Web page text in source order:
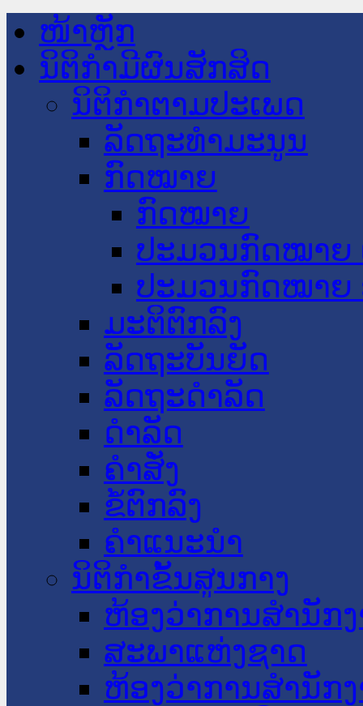
ໜ້າຫຼັກ
ນິຕິກໍາມີຜົນສັກສິດ
ນິຕິກໍາຕາມປະເພດ
ລັດຖະທໍາມະນູນ
ກົດໝາຍ
ກົດໝາຍ
ປະມວນກົດໝາຍ
ປະມວນກົດໝາຍ
ມະຕິຕົກລົງ
ລັດຖະບັນຍັດ
ລັດຖະດໍາລັດ
ດໍາລັດ
ຄໍາສັ່ງ
ຂໍ້ຕົກລົງ
ຄໍາແນະນໍາ
ນິຕິກໍາຂັ້ນສູນກາງ
ຫ້ອງວ່າການສໍານັກ
ສະພາແຫ່ງຊາດ
ຫ້ອງວ່າການສຳນັກ